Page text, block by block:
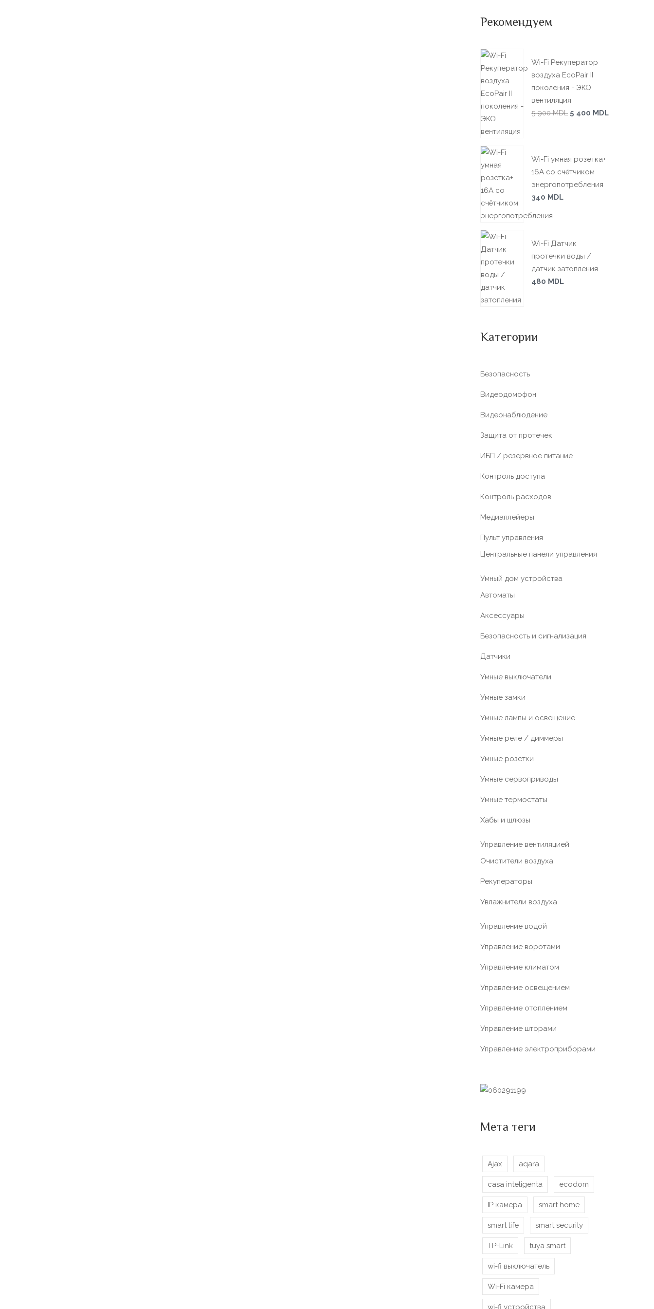
Рекомендуем
Wi-Fi Рекуператор
воздуха EcoPair II
поколения - ЭКО
вентиляция
5 900MDL 5 400 MDL
Wi-Fi умная розетка+
16А со счётчиком
энергопотребления
340 MDL
Wi-Fi Датчик
протечки воды /
датчик затопления
480 MDL
Категории
Безопасность
Видеодомофон
Видеонаблюдение
Защита от протечек
ИБП / резервное питание
Контроль доступа
Контроль расходов
Медиаплейеры
Пульт управления
Центральные панели управления
Умный дом устройства
Автоматы
Аксессуары
Безопасность и сигнализация
Датчики
Умные выключатели
Умные замки
Умные лампы и освещение
Умные реле / диммеры
Умные розетки
Умные сервоприводы
Умные термостаты
Хабы и шлюзы
Управление вентиляцией
Очистители воздуха
Рекуператоры
Увлажнители воздуха
Управление водой
Управление воротами
Управление климатом
Управление освещением
Управление отоплением
Управление шторами
Управление электроприборами
Мета теги
Ajax aqara
casa inteligenta ecodom
IP камера smart home
smart life smart security
TP-Link tuya smart
wi-fi выключатель
Wi-Fi камера
wi-fi устройства